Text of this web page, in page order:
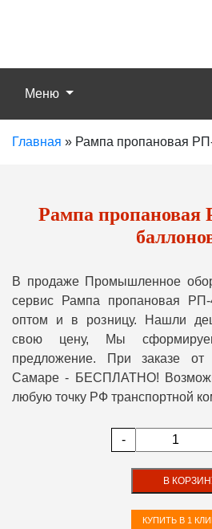
Меню
Главная » Рампа пропановая
Рампа пропановая
В продаже Промышленное
сервис Рампа пропановая
оптом и в розницу. Нашли
свою цену, Мы
предложение. При заказе от
Самаре - БЕСПЛАТНО!
любую точку РФ транспортной
-
В
КУПИТЬ В 1